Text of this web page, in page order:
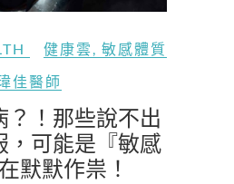
健康雲
敏感體質
佳醫師
？！那些說不出
，可能是『敏感
默默作祟！